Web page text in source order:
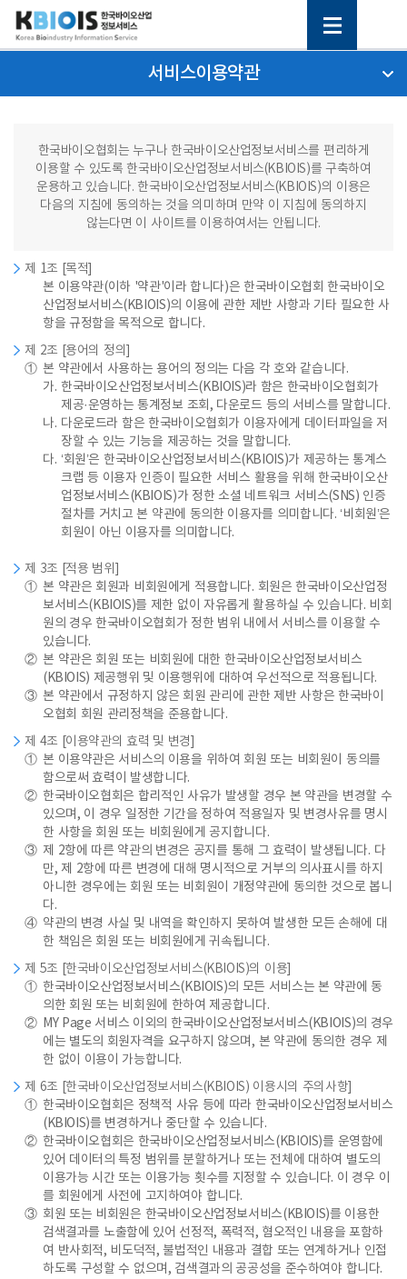
서비스이용약관
한국바이오협회는 누구나 한국바이오산업정보서비스를 편리하게
이용할 수 있도록 한국바이오산업정보서비스(KBIOIS)를 구축하여
운용하고 있습니다. 한국바이오산업정보서비스(KBIOIS)의 이용은
다음의 지침에 동의하는 것을 의미하며 만약 이 지침에 동의하지
않는다면 이 사이트를 이용하여서는 안됩니다.
제 1조 [목적]
본 이용약관(이하 '약관'이라 합니다)은 한국바이오협회 한국바이오
산업정보서비스(KBIOIS)의 이용에 관한 제반 사항과 기타 필요한 사
항을 규정함을 목적으로 합니다.
제 2조 [용어의 정의]
① 본 약관에서 사용하는 용어의 정의는 다음 각 호와 같습니다.
가. 한국바이오산업정보서비스(KBIOIS)라 함은 한국바이오협회가
제공·운영하는 통계정보 조회, 다운로드 등의 서비스를 말합니다.
나. 다운로드라 함은 한국바이오협회가 이용자에게 데이터파일을 저
장할 수 있는 기능을 제공하는 것을 말합니다.
다. ‘회원’은 한국바이오산업정보서비스(KBIOIS)가 제공하는 통계스
크랩 등 이용자 인증이 필요한 서비스 활용을 위해 한국바이오산
업정보서비스(KBIOIS)가 정한 소셜 네트워크 서비스(SNS) 인증
절차를 거치고 본 약관에 동의한 이용자를 의미합니다. ‘비회원’은
회원이 아닌 이용자를 의미합니다.
제 3조 [적용 범위]
① 본 약관은 회원과 비회원에게 적용합니다. 회원은 한국바이오산업정
보서비스(KBIOIS)를 제한 없이 자유롭게 활용하실 수 있습니다. 비회
원의 경우 한국바이오협회가 정한 범위 내에서 서비스를 이용할 수
있습니다.
② 본 약관은 회원 또는 비회원에 대한 한국바이오산업정보서비스
(KBIOIS) 제공행위 및 이용행위에 대하여 우선적으로 적용됩니다.
③ 본 약관에서 규정하지 않은 회원 관리에 관한 제반 사항은 한국바이
오협회 회원 관리정책을 준용합니다.
제 4조 [이용약관의 효력 및 변경]
① 본 이용약관은 서비스의 이용을 위하여 회원 또는 비회원이 동의를
함으로써 효력이 발생합니다.
② 한국바이오협회은 합리적인 사유가 발생할 경우 본 약관을 변경할 수
있으며, 이 경우 일정한 기간을 정하여 적용일자 및 변경사유를 명시
한 사항을 회원 또는 비회원에게 공지합니다.
③ 제 2항에 따른 약관의 변경은 공지를 통해 그 효력이 발생됩니다. 다
만, 제 2항에 따른 변경에 대해 명시적으로 거부의 의사표시를 하지
아니한 경우에는 회원 또는 비회원이 개정약관에 동의한 것으로 봅니
다.
④ 약관의 변경 사실 및 내역을 확인하지 못하여 발생한 모든 손해에 대
한 책임은 회원 또는 비회원에게 귀속됩니다.
제 5조 [한국바이오산업정보서비스(KBIOIS)의 이용]
① 한국바이오산업정보서비스(KBIOIS)의 모든 서비스는 본 약관에 동
의한 회원 또는 비회원에 한하여 제공합니다.
② MY Page 서비스 이외의 한국바이오산업정보서비스(KBIOIS)의 경우
에는 별도의 회원자격을 요구하지 않으며, 본 약관에 동의한 경우 제
한 없이 이용이 가능합니다.
제 6조 [한국바이오산업정보서비스(KBIOIS) 이용시의 주의사항]
① 한국바이오협회은 정책적 사유 등에 따라 한국바이오산업정보서비스
(KBIOIS)를 변경하거나 중단할 수 있습니다.
② 한국바이오협회은 한국바이오산업정보서비스(KBIOIS)를 운영함에
있어 데이터의 특정 범위를 분할하거나 또는 전체에 대하여 별도의
이용가능 시간 또는 이용가능 횟수를 지정할 수 있습니다. 이 경우 이
를 회원에게 사전에 고지하여야 합니다.
③ 회원 또는 비회원은 한국바이오산업정보서비스(KBIOIS)를 이용한
검색결과를 노출함에 있어 선정적, 폭력적, 혐오적인 내용을 포함하
여 반사회적, 비도덕적, 불법적인 내용과 결합 또는 연계하거나 인접
하도록 구성할 수 없으며, 검색결과의 공공성을 준수하여야 합니다.